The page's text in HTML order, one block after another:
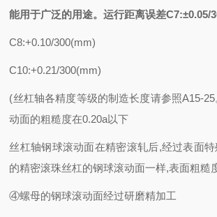
能用于广泛的用途。运行距离误差C7:±0.05/
C8:+0.10/300(mm)
C10:+0.21/300(mm)
(丝杠轴各精度等级的制造长度请参照A15-
动面的粗糙度在0.20a以下
丝杠轴钢球滚动面在精密滚轧后,经过表面
的精密滚珠丝杠的钢球滚动面一样,表面粗糙
④螺母的钢球滚动面经过研磨精加工